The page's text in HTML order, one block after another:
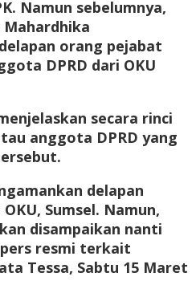
Namun sebelumnya,
Mahardhika
orang pejabat
DPRD dari OKU
secara rinci
anggota DPRD yang
delapan
Sumsel. Namun,
disampaikan nanti
resmi terkait
Tessa, Sabtu 15 Maret